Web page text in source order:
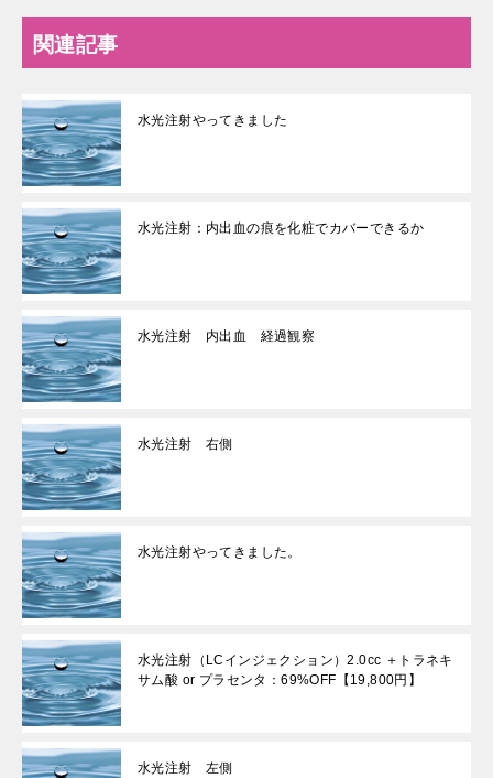
関連記事
水光注射やってきました
水光注射：内出血の痕を化粧でカバーできるか
水光注射 内出血 経過観察
水光注射 右側
水光注射やってきました。
水光注射（LCインジェクション）2.0cc ＋トラネキ
サム酸 or プラセンタ：69%OFF【19,800円】
水光注射 左側